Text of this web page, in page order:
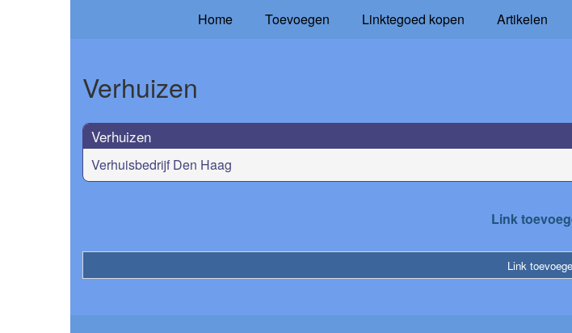
Home Toevoegen Linktegoed kopen Artikelen
Verhuizen
Verhuizen
Verhuisbedrijf Den Haag
Link
Link